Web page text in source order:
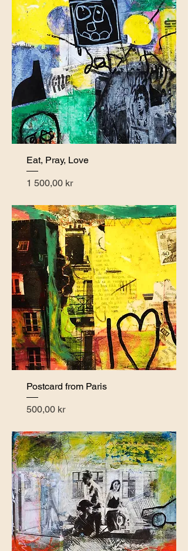
Eat, Pray, Love
Pris
1 500,00 kr
Postcard from Paris
Pris
500,00 kr